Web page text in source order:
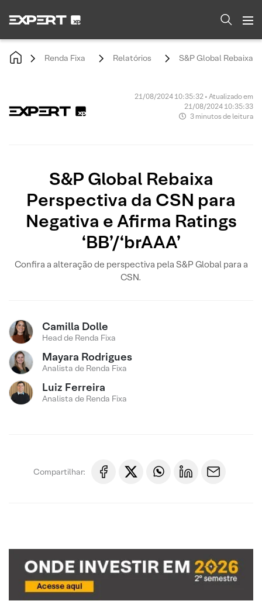
Renda Fixa Relatórios S&P Global Rebaixa
21/08/2024 10:35:32 • Atualizado em
21/08/2024 10:35:33
3 minutos de leitura
S&P Global Rebaixa
Perspectiva da CSN para
Negativa e Afirma Ratings
‘BB’/‘brAAA’
Confira a alteração de perspectiva pela S&P Global para a
CSN.
Camilla Dolle
Head de Renda Fixa
Mayara Rodrigues
Analista de Renda Fixa
Luiz Ferreira
Analista de Renda Fixa
Compartilhar: